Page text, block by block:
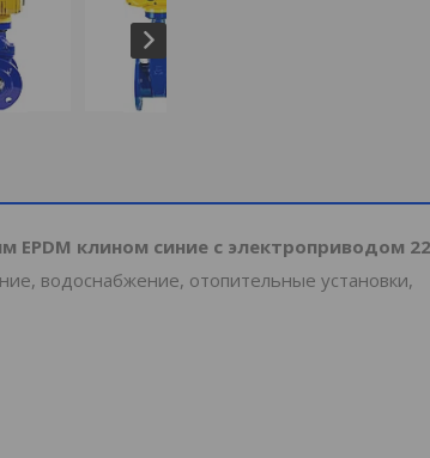
EPDM клином синие с электроприводом
водоснабжение, отопительные установки,